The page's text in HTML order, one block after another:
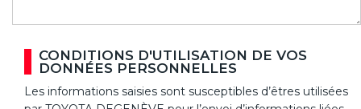
CONDITIONS D'UTILISATION DE VOS
DONNÉES PERSONNELLES
Les informations saisies sont susceptibles d’êtres utilisées